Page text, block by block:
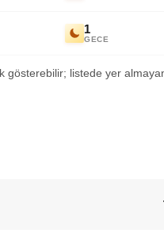
1
GECE
listede yer